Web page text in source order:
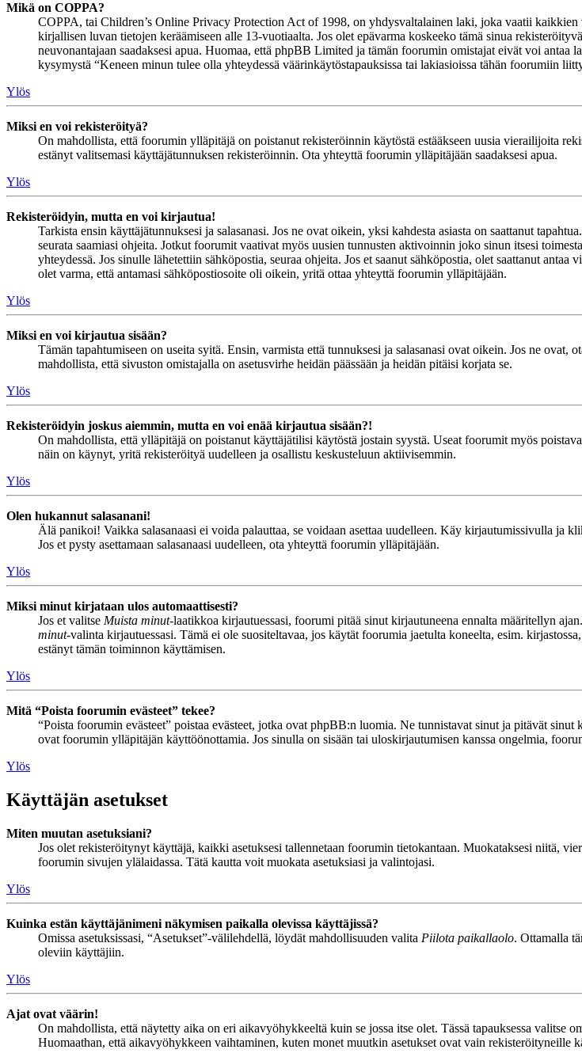
Mikä on COPPA?
COPPA, tai Children’s Online Privacy Protection Act of 1998, on yhdysvaltalainen laki, joka vaatii
kirjallisen luvan tietojen keräämiseen alle 13-vuotiaalta. Jos olet epävarma koskeeko tämä sinua
neuvonantajaan saadaksesi apua. Huomaa, että phpBB Limited ja tämän foorumin omistajat eivät voi
kysymystä “Keneen minun tulee olla yhteydessä väärinkäytöstapauksissa tai lakiasioissa tähän foorumiin
Ylös
Miksi en voi rekisteröityä?
On mahdollista, että foorumin ylläpitäjä on poistanut rekisteröinnin käytöstä estääkseen uusia vierailijoita
estänyt valitsemasi käyttäjätunnuksen rekisteröinnin. Ota yhteyttä foorumin ylläpitäjään saadaksesi apua.
Ylös
Rekisteröidyin, mutta en voi kirjautua!
Tarkista ensin käyttäjätunnuksesi ja salasanasi. Jos ne ovat oikein, yksi kahdesta asiasta on saattanut
seurata saamiasi ohjeita. Jotkut foorumit vaativat myös uusien tunnusten aktivoinnin joko sinun itsesi
yhteydessä. Jos sinulle lähetettiin sähköpostia, seuraa ohjeita. Jos et saanut sähköpostia, olet saattanut
olet varma, että antamasi sähköpostiosoite oli oikein, yritä ottaa yhteyttä foorumin ylläpitäjään.
Ylös
Miksi en voi kirjautua sisään?
Tämän tapahtumiseen on useita syitä. Ensin, varmista että tunnuksesi ja salasanasi ovat oikein. Jos ne
mahdollista, että sivuston omistajalla on asetusvirhe heidän päässään ja heidän pitäisi korjata se.
Ylös
Rekisteröidyin joskus aiemmin, mutta en voi enää kirjautua sisään?!
On mahdollista, että ylläpitäjä on poistanut käyttäjätilisi käytöstä jostain syystä. Useat foorumit myös
näin on käynyt, yritä rekisteröityä uudelleen ja osallistu keskusteluun aktiivisemmin.
Ylös
Olen hukannut salasanani!
Älä panikoi! Vaikka salasanaasi ei voida palauttaa, se voidaan asettaa uudelleen. Käy kirjautumissivulla ja
Jos et pysty asettamaan salasanaasi uudelleen, ota yhteyttä foorumin ylläpitäjään.
Ylös
Miksi minut kirjataan ulos automaattisesti?
Jos et valitse Muista minut-laatikkoa kirjautuessasi, foorumi pitää sinut kirjautuneena ennalta määritellyn
minut-valinta kirjautuessasi. Tämä ei ole suositeltavaa, jos käytät foorumia jaetulta koneelta, esim.
estänyt tämän toiminnon käyttämisen.
Ylös
Mitä “Poista foorumin evästeet” tekee?
“Poista foorumin evästeet” poistaa evästeet, jotka ovat phpBB:n luomia. Ne tunnistavat sinut ja pitävät
ovat foorumin ylläpitäjän käyttöönottamia. Jos sinulla on sisään tai uloskirjautumisen kanssa ongelmia,
Ylös
Käyttäjän asetukset
Miten muutan asetuksiani?
Jos olet rekisteröitynyt käyttäjä, kaikki asetuksesi tallennetaan foorumin tietokantaan. Muokataksesi niitä,
foorumin sivujen ylälaidassa. Tätä kautta voit muokata asetuksiasi ja valintojasi.
Ylös
Kuinka estän käyttäjänimeni näkymisen paikalla olevissa käyttäjissä?
Omissa asetuksissasi, “Asetukset”-välilehdellä, löydät mahdollisuuden valita Piilota paikallaolo. Ottamalla
oleviin käyttäjiin.
Ylös
Ajat ovat väärin!
On mahdollista, että näytetty aika on eri aikavyöhykkeeltä kuin se jossa itse olet. Tässä tapauksessa
Huomaathan, että aikavyöhykkeen vaihtaminen, kuten monet muutkin asetukset ovat vain rekisteröityneille